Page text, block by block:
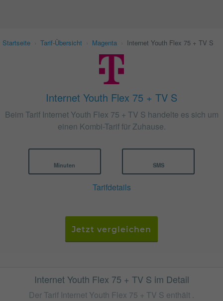
Startseite Tarif-Übersicht Magenta Internet Youth Flex 75 + TV S
Internet Youth Flex 75 + TV S
Beim Tarif Internet Youth Flex 75 + TV S handelte es sich um
einen Kombi-Tarif für Zuhause.
Minuten SMS
Tarifdetails
Jetzt vergleichen
Internet Youth Flex 75 + TV S im Detail
Der Tarif Internet Youth Flex 75 + TV S enthält .